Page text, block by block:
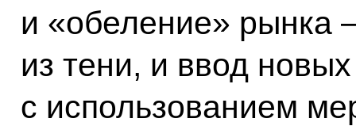
и «обеление» рынка
из тени, и ввод
с использованием